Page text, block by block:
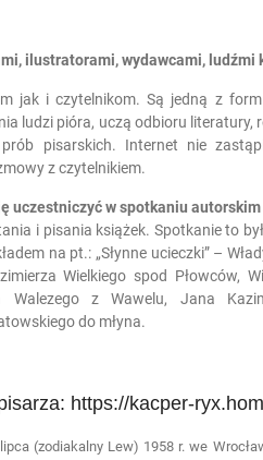
ilustratorami, wydawcami, ludźmi
jak i czytelnikom. Są jedną z form
ludzi pióra, uczą odbioru literatury,
pisarskich. Internet nie
z czytelnikiem.
uczestniczyć w spotkaniu
i pisania książek. Spotkanie to
na pt.: „Słynne ucieczki” –
Wielkiego spod Płowców,
Walezego z Wawelu, Jana
do młyna.
https://kacper-
(zodiakalny Lew) 1958 r. we